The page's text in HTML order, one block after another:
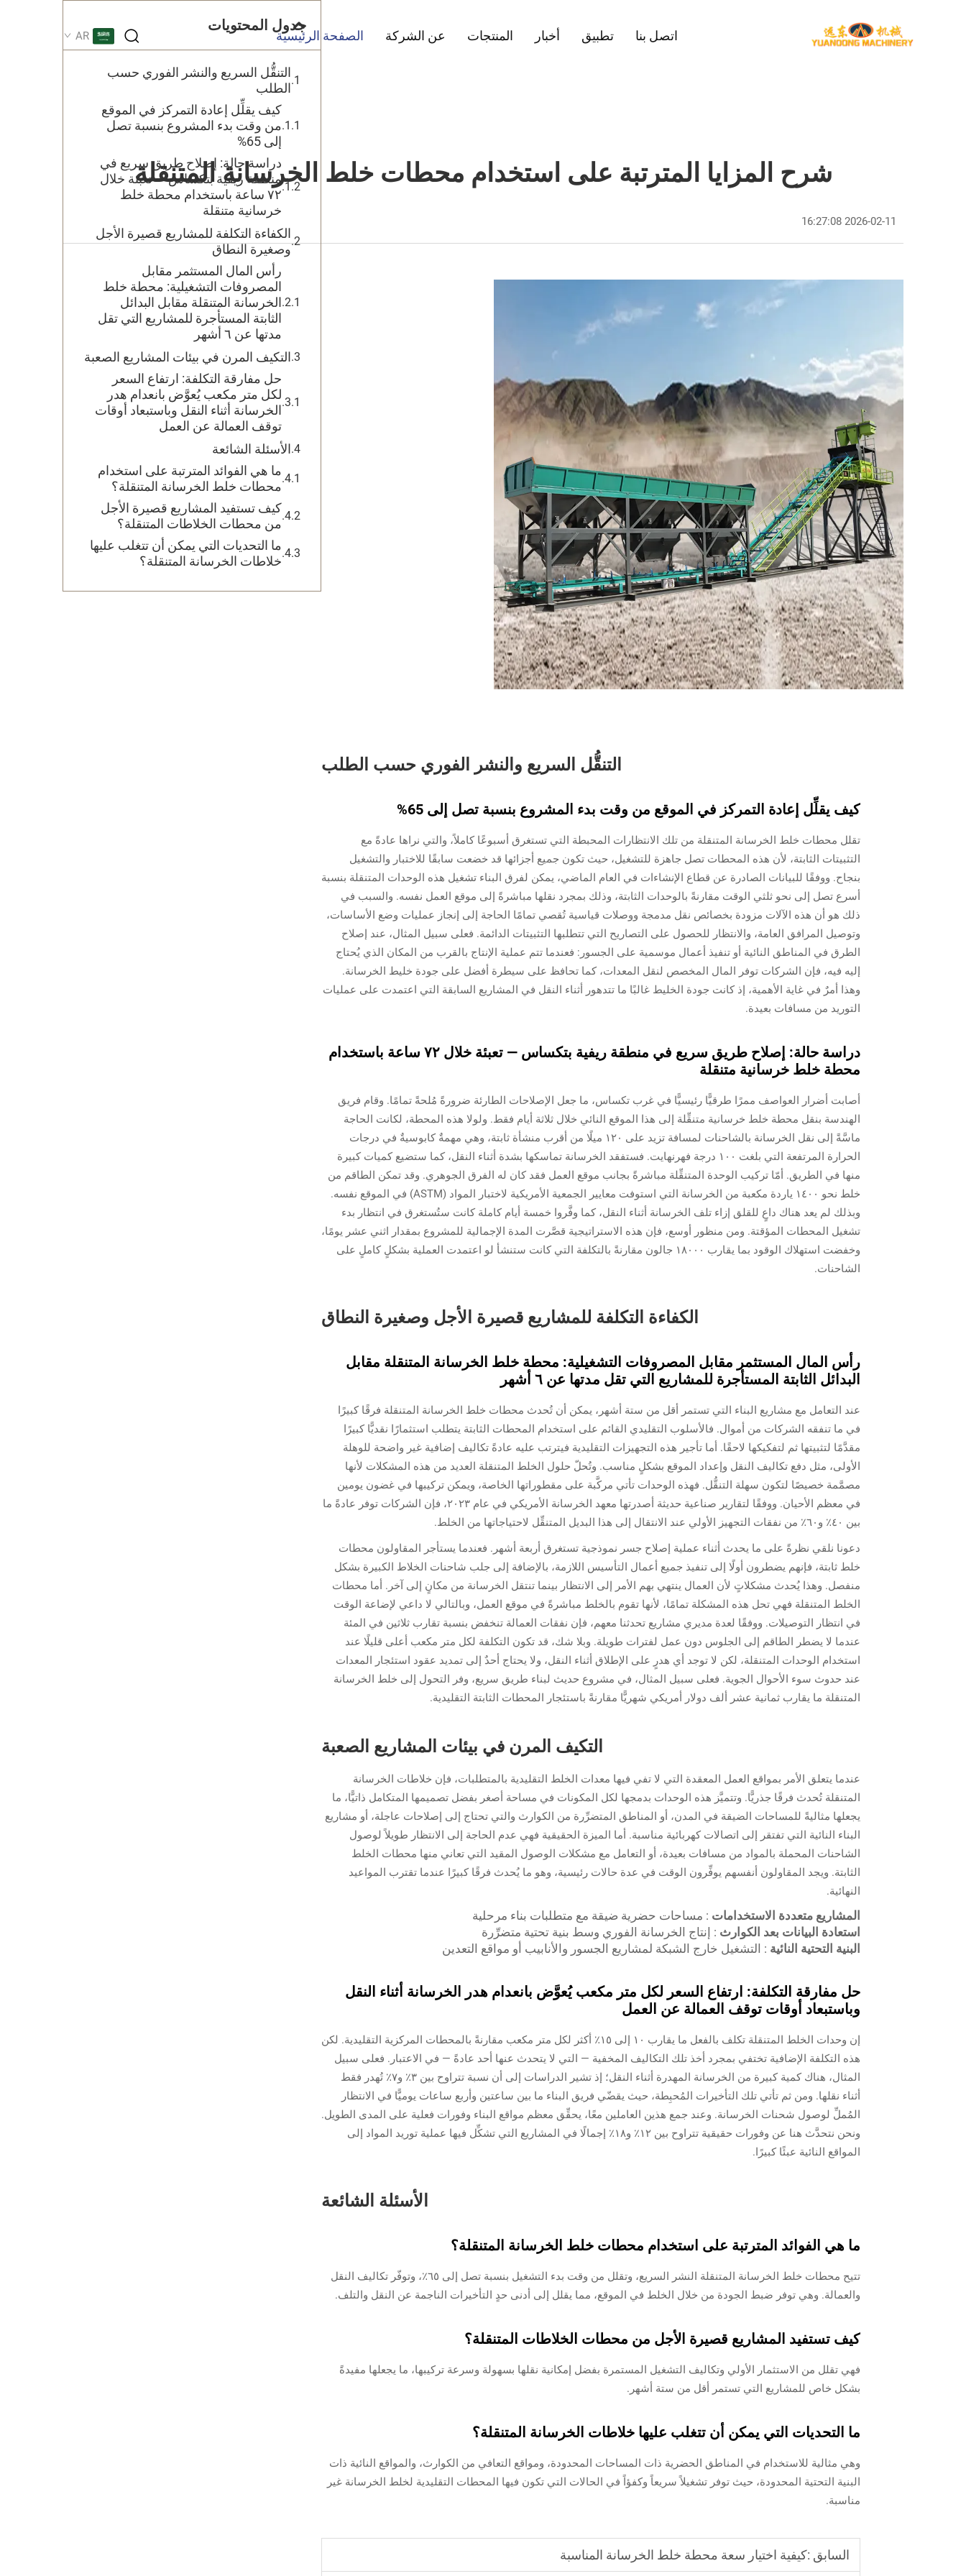
الصفحة الرئيسية عن الشركة المنتجات أخبار تطبيق اتصل بنا AR
شرح المزايا المترتبة على استخدام محطات خلط الخرسانة المتنقلة
2026-02-11 16:27:08
التنقُّل السريع والنشر الفوري حسب الطلب
كيف يقلِّل إعادة التمركز في الموقع من وقت بدء المشروع بنسبة تصل إلى 65%‏
تقلل محطات خلط الخرسانة المتنقلة من تلك الانتظارات المحبطة التي تستغرق أسبوعًا كاملاً، والتي نراها عادةً مع
التثبيتات الثابتة، لأن هذه المحطات تصل جاهزة للتشغيل، حيث تكون جميع أجزائها قد خضعت سابقًا للاختبار والتشغيل
بنجاح. ووفقًا للبيانات الصادرة عن قطاع الإنشاءات في العام الماضي، يمكن لفرق البناء تشغيل هذه الوحدات المتنقلة بنسبة
أسرع تصل إلى نحو ثلثي الوقت مقارنةً بالوحدات الثابتة، وذلك بمجرد نقلها مباشرةً إلى موقع العمل نفسه. والسبب في
ذلك هو أن هذه الآلات مزودة بخصائص نقل مدمجة ووصلات قياسية تُقصي تمامًا الحاجة إلى إنجاز عمليات وضع الأساسات،
وتوصيل المرافق العامة، والانتظار للحصول على التصاريح التي تتطلبها التثبيتات الدائمة. فعلى سبيل المثال، عند إصلاح
الطرق في المناطق النائية أو تنفيذ أعمال موسمية على الجسور: فعندما تتم عملية الإنتاج بالقرب من المكان الذي يُحتاج
إليه فيه، فإن الشركات توفر المال المخصص لنقل المعدات، كما تحافظ على سيطرة أفضل على جودة خليط الخرسانة.
وهذا أمرٌ في غاية الأهمية، إذ كانت جودة الخليط غالبًا ما تتدهور أثناء النقل في المشاريع السابقة التي اعتمدت على عمليات
التوريد من مسافات بعيدة.
دراسة حالة: إصلاح طريق سريع في منطقة ريفية بتكساس — تعبئة خلال ٧٢ ساعة باستخدام
محطة خلط خرسانية متنقلة
أصابت أضرار العواصف ممرًا طرقيًّا رئيسيًّا في غرب تكساس، ما جعل الإصلاحات الطارئة ضرورةً مُلحةً تمامًا. وقام فريق
الهندسة بنقل محطة خلط خرسانية متنقِّلة إلى هذا الموقع النائي خلال ثلاثة أيام فقط. ولولا هذه المحطة، لكانت الحاجة
ماسَّةً إلى نقل الخرسانة بالشاحنات لمسافة تزيد على ١٢٠ ميلًا من أقرب منشأة ثابتة، وهي مهمةٌ كابوسيةٌ في درجات
الحرارة المرتفعة التي بلغت ١٠٠ درجة فهرنهايت. فستفقد الخرسانة تماسكها بشدة أثناء النقل، كما ستضيع كميات كبيرة
منها في الطريق. أمّا تركيب الوحدة المتنقِّلة مباشرةً بجانب موقع العمل فقد كان له الفرق الجوهري. وقد تمكن الطاقم من
خلط نحو ١٤٠٠ ياردة مكعبة من الخرسانة التي استوفت معايير الجمعية الأمريكية لاختبار المواد (ASTM) في الموقع نفسه.
وبذلك لم يعد هناك داعٍ للقلق إزاء تلف الخرسانة أثناء النقل، كما وفَّروا خمسة أيام كاملة كانت ستُستغرق في انتظار بدء
تشغيل المحطات المؤقتة. ومن منظور أوسع، فإن هذه الاستراتيجية قصَّرت المدة الإجمالية للمشروع بمقدار اثني عشر يومًا،
وخفضت استهلاك الوقود بما يقارب ١٨٠٠٠ جالون مقارنةً بالتكلفة التي كانت ستنشأ لو اعتمدت العملية بشكلٍ كاملٍ على
الشاحنات.
الكفاءة التكلفة للمشاريع قصيرة الأجل وصغيرة النطاق
رأس المال المستثمر مقابل المصروفات التشغيلية: محطة خلط الخرسانة المتنقلة مقابل
البدائل الثابتة المستأجرة للمشاريع التي تقل مدتها عن ٦ أشهر
عند التعامل مع مشاريع البناء التي تستمر أقل من ستة أشهر، يمكن أن تُحدث محطات خلط الخرسانة المتنقلة فرقًا كبيرًا
في ما تنفقه الشركات من أموال. فالأسلوب التقليدي القائم على استخدام المحطات الثابتة يتطلب استثمارًا نقديًّا كبيرًا
مقدَّمًا لتثبيتها ثم لتفكيكها لاحقًا. أما تأجير هذه التجهيزات التقليدية فيترتب عليه عادةً تكاليف إضافية غير واضحة للوهلة
الأولى، مثل دفع تكاليف النقل وإعداد الموقع بشكلٍ مناسب. وتُحلّ حلول الخلط المتنقلة العديد من هذه المشكلات لأنها
مصمَّمة خصيصًا لتكون سهلة التنقُّل. فهذه الوحدات تأتي مركَّبة على مقطوراتها الخاصة، ويمكن تركيبها في غضون يومين
في معظم الأحيان. ووفقًا لتقارير صناعية حديثة أصدرتها معهد الخرسانة الأمريكي في عام ٢٠٢٣، فإن الشركات توفر عادةً ما
بين ٤٠٪ و٦٠٪ من نفقات التجهيز الأولي عند الانتقال إلى هذا البديل المتنقِّل لاحتياجاتها من الخلط.
دعونا نلقي نظرةً على ما يحدث أثناء عملية إصلاح جسر نموذجية تستغرق أربعة أشهر. فعندما يستأجر المقاولون محطات
خلط ثابتة، فإنهم يضطرون أولًا إلى تنفيذ جميع أعمال التأسيس اللازمة، بالإضافة إلى جلب شاحنات الخلاط الكبيرة بشكل
منفصل. وهذا يُحدث مشكلاتٍ لأن العمال ينتهي بهم الأمر إلى الانتظار بينما تنتقل الخرسانة من مكانٍ إلى آخر. أما محطات
الخلط المتنقلة فهي تحل هذه المشكلة تمامًا، لأنها تقوم بالخلط مباشرةً في موقع العمل، وبالتالي لا داعي لإضاعة الوقت
في انتظار التوصيلات. ووفقًا لعدة مديري مشاريع تحدثنا معهم، فإن نفقات العمالة تنخفض بنسبة تقارب ثلاثين في المئة
عندما لا يضطر الطاقم إلى الجلوس دون عمل لفترات طويلة. وبلا شك، قد تكون التكلفة لكل متر مكعب أعلى قليلًا عند
استخدام الوحدات المتنقلة، لكن لا توجد أي هدرٍ على الإطلاق أثناء النقل، ولا يحتاج أحدٌ إلى تمديد عقود استئجار المعدات
عند حدوث سوء الأحوال الجوية. فعلى سبيل المثال، في مشروع حديث لبناء طريق سريع، وفر التحول إلى خلط الخرسانة
المتنقلة ما يقارب ثمانية عشر ألف دولار أمريكي شهريًّا مقارنةً باستئجار المحطات الثابتة التقليدية.
التكيف المرن في بيئات المشاريع الصعبة
عندما يتعلق الأمر بمواقع العمل المعقدة التي لا تفي فيها معدات الخلط التقليدية بالمتطلبات، فإن خلاطات الخرسانة
المتنقلة تُحدث فرقًا جذريًّا. وتتميَّز هذه الوحدات بدمجها لكل المكونات في مساحة أصغر بفضل تصميمها المتكامل ذاتيًّا، ما
يجعلها مثاليةً للمساحات الضيقة في المدن، أو المناطق المتضرِّرة من الكوارث والتي تحتاج إلى إصلاحات عاجلة، أو مشاريع
البناء النائية التي تفتقر إلى اتصالات كهربائية مناسبة. أما الميزة الحقيقية فهي عدم الحاجة إلى الانتظار طويلاً لوصول
الشاحنات المحملة بالمواد من مسافات بعيدة، أو التعامل مع مشكلات الوصول المقيد التي تعاني منها محطات الخلط
الثابتة. ويجد المقاولون أنفسهم يوفِّرون الوقت في عدة حالات رئيسية، وهو ما يُحدث فرقًا كبيرًا عندما تقترب المواعيد
النهائية.
المشاريع متعددة الاستخدامات : مساحات حضرية ضيقة مع متطلبات بناء مرحلية
استعادة البيانات بعد الكوارث : إنتاج الخرسانة الفوري وسط بنية تحتية متضرِّرة
البنية التحتية النائية : التشغيل خارج الشبكة لمشاريع الجسور والأنابيب أو مواقع التعدين
حل مفارقة التكلفة: ارتفاع السعر لكل متر مكعب يُعوَّض بانعدام هدر الخرسانة أثناء النقل
وباستبعاد أوقات توقف العمالة عن العمل
إن وحدات الخلط المتنقلة تكلف بالفعل ما يقارب ١٠ إلى ١٥٪ أكثر لكل متر مكعب مقارنةً بالمحطات المركزية التقليدية. لكن
هذه التكلفة الإضافية تختفي بمجرد أخذ تلك التكاليف المخفية — التي لا يتحدث عنها أحد عادةً — في الاعتبار. فعلى سبيل
المثال، هناك كمية كبيرة من الخرسانة المهدرة أثناء النقل؛ إذ تشير الدراسات إلى أن نسبة تتراوح بين ٣٪ و٧٪ تُهدر فقط
أثناء نقلها. ومن ثم تأتي تلك التأخيرات المُحبِطة، حيث يقضّي فريق البناء ما بين ساعتين وأربع ساعات يوميًّا في الانتظار
المُملِّ لوصول شحنات الخرسانة. وعند جمع هذين العاملين معًا، يحقِّق معظم مواقع البناء وفورات فعلية على المدى الطويل.
ونحن نتحدَّث هنا عن وفورات حقيقية تتراوح بين ١٢٪ و١٨٪ إجمالًا في المشاريع التي تشكِّل فيها عملية توريد المواد إلى
المواقع النائية عبئًا كبيرًا.
الأسئلة الشائعة
ما هي الفوائد المترتبة على استخدام محطات خلط الخرسانة المتنقلة؟
تتيح محطات خلط الخرسانة المتنقلة النشر السريع، وتقلل من وقت بدء التشغيل بنسبة تصل إلى ٦٥٪، وتوفّر تكاليف النقل
والعمالة. وهي توفر ضبط الجودة من خلال الخلط في الموقع، مما يقلل إلى أدنى حدٍ التأخيرات الناجمة عن النقل والتلف.
كيف تستفيد المشاريع قصيرة الأجل من محطات الخلاطات المتنقلة؟
فهي تقلل من الاستثمار الأولي وتكاليف التشغيل المستمرة بفضل إمكانية نقلها بسهولة وسرعة تركيبها، ما يجعلها مفيدةً
بشكل خاص للمشاريع التي تستمر أقل من ستة أشهر.
ما التحديات التي يمكن أن تتغلب عليها خلاطات الخرسانة المتنقلة؟
وهي مثالية للاستخدام في المناطق الحضرية ذات المساحات المحدودة، ومواقع التعافي من الكوارث، والمواقع النائية ذات
البنية التحتية المحدودة، حيث توفر تشغيلاً سريعاً وكفؤاً في الحالات التي تكون فيها المحطات التقليدية لخلط الخرسانة غير
مناسبة.
السابق :كيفية اختيار سعة محطة خلط الخرسانة المناسبة
جدول المحتويات
التنقُّل السريع والنشر الفوري حسب
الطلب
كيف يقلِّل إعادة التمركز في الموقع
من وقت بدء المشروع بنسبة تصل
إلى 65%‏
دراسة حالة: إصلاح طريق سريع في
منطقة ريفية بتكساس — تعبئة خلال
٧٢ ساعة باستخدام محطة خلط
خرسانية متنقلة
الكفاءة التكلفة للمشاريع قصيرة الأجل
وصغيرة النطاق
رأس المال المستثمر مقابل
المصروفات التشغيلية: محطة خلط
الخرسانة المتنقلة مقابل البدائل
الثابتة المستأجرة للمشاريع التي تقل
مدتها عن ٦ أشهر
التكيف المرن في بيئات المشاريع الصعبة
حل مفارقة التكلفة: ارتفاع السعر
لكل متر مكعب يُعوَّض بانعدام هدر
الخرسانة أثناء النقل وباستبعاد أوقات
توقف العمالة عن العمل
الأسئلة الشائعة
ما هي الفوائد المترتبة على استخدام
محطات خلط الخرسانة المتنقلة؟
كيف تستفيد المشاريع قصيرة الأجل
من محطات الخلاطات المتنقلة؟
ما التحديات التي يمكن أن تتغلب عليها
خلاطات الخرسانة المتنقلة؟